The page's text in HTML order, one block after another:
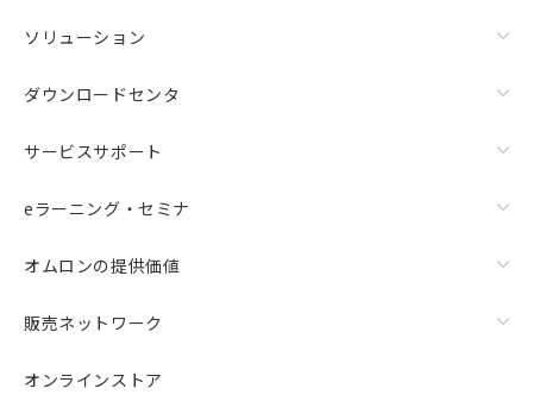
ソリューション
ダウンロードセンタ
サービスサポート
eラーニング・セミナ
オムロンの提供価値
販売ネットワーク
オンラインストア